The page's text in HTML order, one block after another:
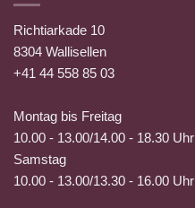
Richtiarkade 10
8304 Wallisellen
+41 44 558 85 03
Montag bis Freitag
10.00 - 13.00/14.00 - 18.30 Uhr
Samstag
10.00 - 13.00/13.30 - 16.00 Uhr